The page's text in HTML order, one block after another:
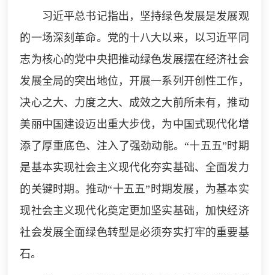
习近平总书记指出，坚持绿色发展是发展观
的一场深刻革命。党的十八大以来，以习近平同
志为核心的党中央把推动绿色发展摆在经济社会
发展全局的突出地位，开展一系列开创性工作，
决心之大、力度之大、成效之大前所未有，推动
美丽中国建设迈出重大步伐，为中国式现代化增
添了厚重底色、注入了强劲动能。“十五五”时期
是基本实现社会主义现代化夯实基础、全面发力
的关键时期。推动“十五五”时期发展，为基本实
现社会主义现代化奠定更加坚实基础，加快经济
社会发展全面绿色转型是必须夯实打牢的重要基
石。